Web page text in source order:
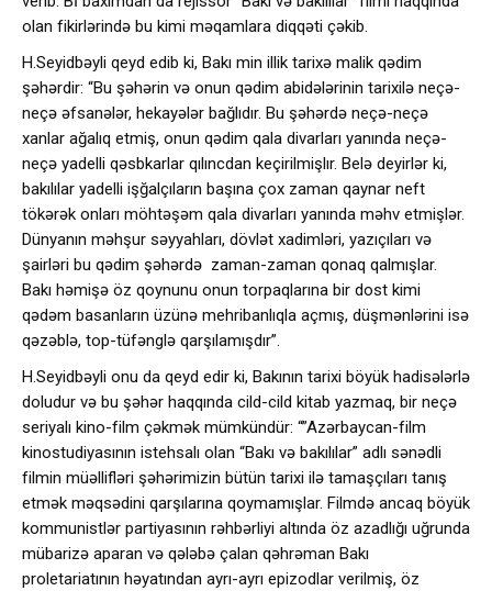
olan fikirlərində bu kimi məqamlara diqqəti çəkib.
H.Seyidbəyli qeyd edib ki, Bakı min illik tarixə malik qədim
şəhərdir: “Bu şəhərin və onun qədim abidələrinin tarixilə neçə-
neçə əfsanələr, hekayələr bağlıdır. Bu şəhərdə neçə-neçə
xanlar ağalıq etmiş, onun qədim qala divarları yanında neçə-
neçə yadelli qəsbkarlar qılıncdan keçirilmişlır. Belə deyirlər ki,
bakılılar yadelli işğalçıların başına çox zaman qaynar neft
tökərək onları möhtəşəm qala divarları yanında məhv etmişlər.
Dünyanın məhşur səyyahları, dövlət xadimləri, yazıçıları və
şairləri bu qədim şəhərdə zaman-zaman qonaq qalmışlar.
Bakı həmişə öz qoynunu onun torpaqlarına bir dost kimi
qədəm basanların üzünə mehribanlıqla açmış, düşmənlərini isə
qəzəblə, top-tüfənglə qarşılamışdır”.
H.Seyidbəyli onu da qeyd edir ki, Bakının tarixi böyük hadisələrlə
doludur və bu şəhər haqqında cild-cild kitab yazmaq, bir neçə
seriyalı kino-film çəkmək mümkündür: “”Azərbaycan-film
kinostudiyasının istehsalı olan “Bakı və bakılılar” adlı sənədli
filmin müəllifləri şəhərimizin bütün tarixi ilə tamaşçıları tanış
etmək məqsədini qarşılarına qoymamışlar. Filmdə ancaq böyük
kommunistlər partiyasının rəhbərliyi altında öz azadlığı uğrunda
mübarizə aparan və qələbə çalan qəhrəman Bakı
proletariatının həyatından ayrı-ayrı epizodlar verilmiş, öz